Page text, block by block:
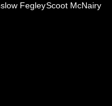
FegleyScoot McNairy